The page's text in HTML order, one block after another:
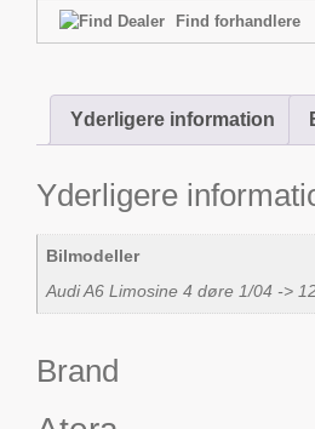
Find forhandlere
Yderligere information
Yderligere
Bilmodeller
Audi A6 Limosine 4 døre 1/04 ->
Brand